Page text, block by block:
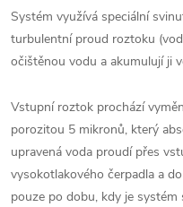
Systém využívá speciální
turbulentní proud roztoku
očištěnou vodu a akumulují ji
Vstupní roztok prochází
porozitou 5 mikronů, který
upravená voda proudí přes
vysokotlakového čerpadla a
pouze po dobu, kdy je